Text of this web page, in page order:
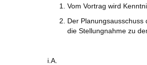
Vom Vortrag wird
Der Planungsausschuss
die Stellungnahme zu
i.A.